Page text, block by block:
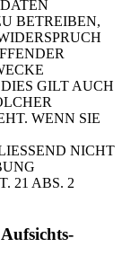
BETREIBEN,
GILT AUCH
WENN SIE
NICHT
21 ABS. 2
Aufsichts­